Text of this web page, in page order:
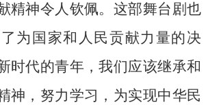
精神令人钦佩。这部舞台剧也
为国家和人民贡献力量的决
时代的青年，我们应该继承和
神，努力学习，为实现中华民